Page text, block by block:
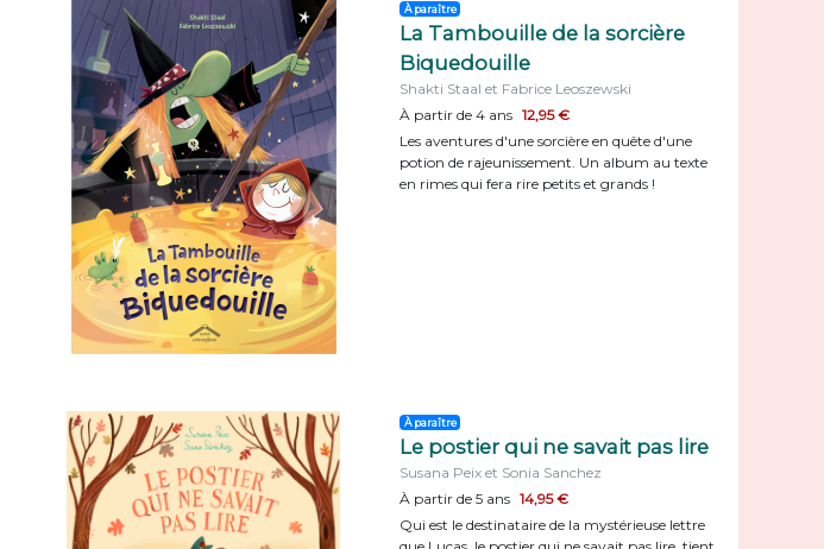
À paraître
La Tambouille de la sorcière
Biquedouille
Shakti Staal et Fabrice Leoszewski
À partir de 4 ans 12,95 €
Les aventures d'une sorcière en quête d'une
potion de rajeunissement. Un album au texte
en rimes qui fera rire petits et grands !
À paraître
Le postier qui ne savait pas lire
Susana Peix et Sonia Sanchez
À partir de 5 ans 14,95 €
Qui est le destinataire de la mystérieuse lettre